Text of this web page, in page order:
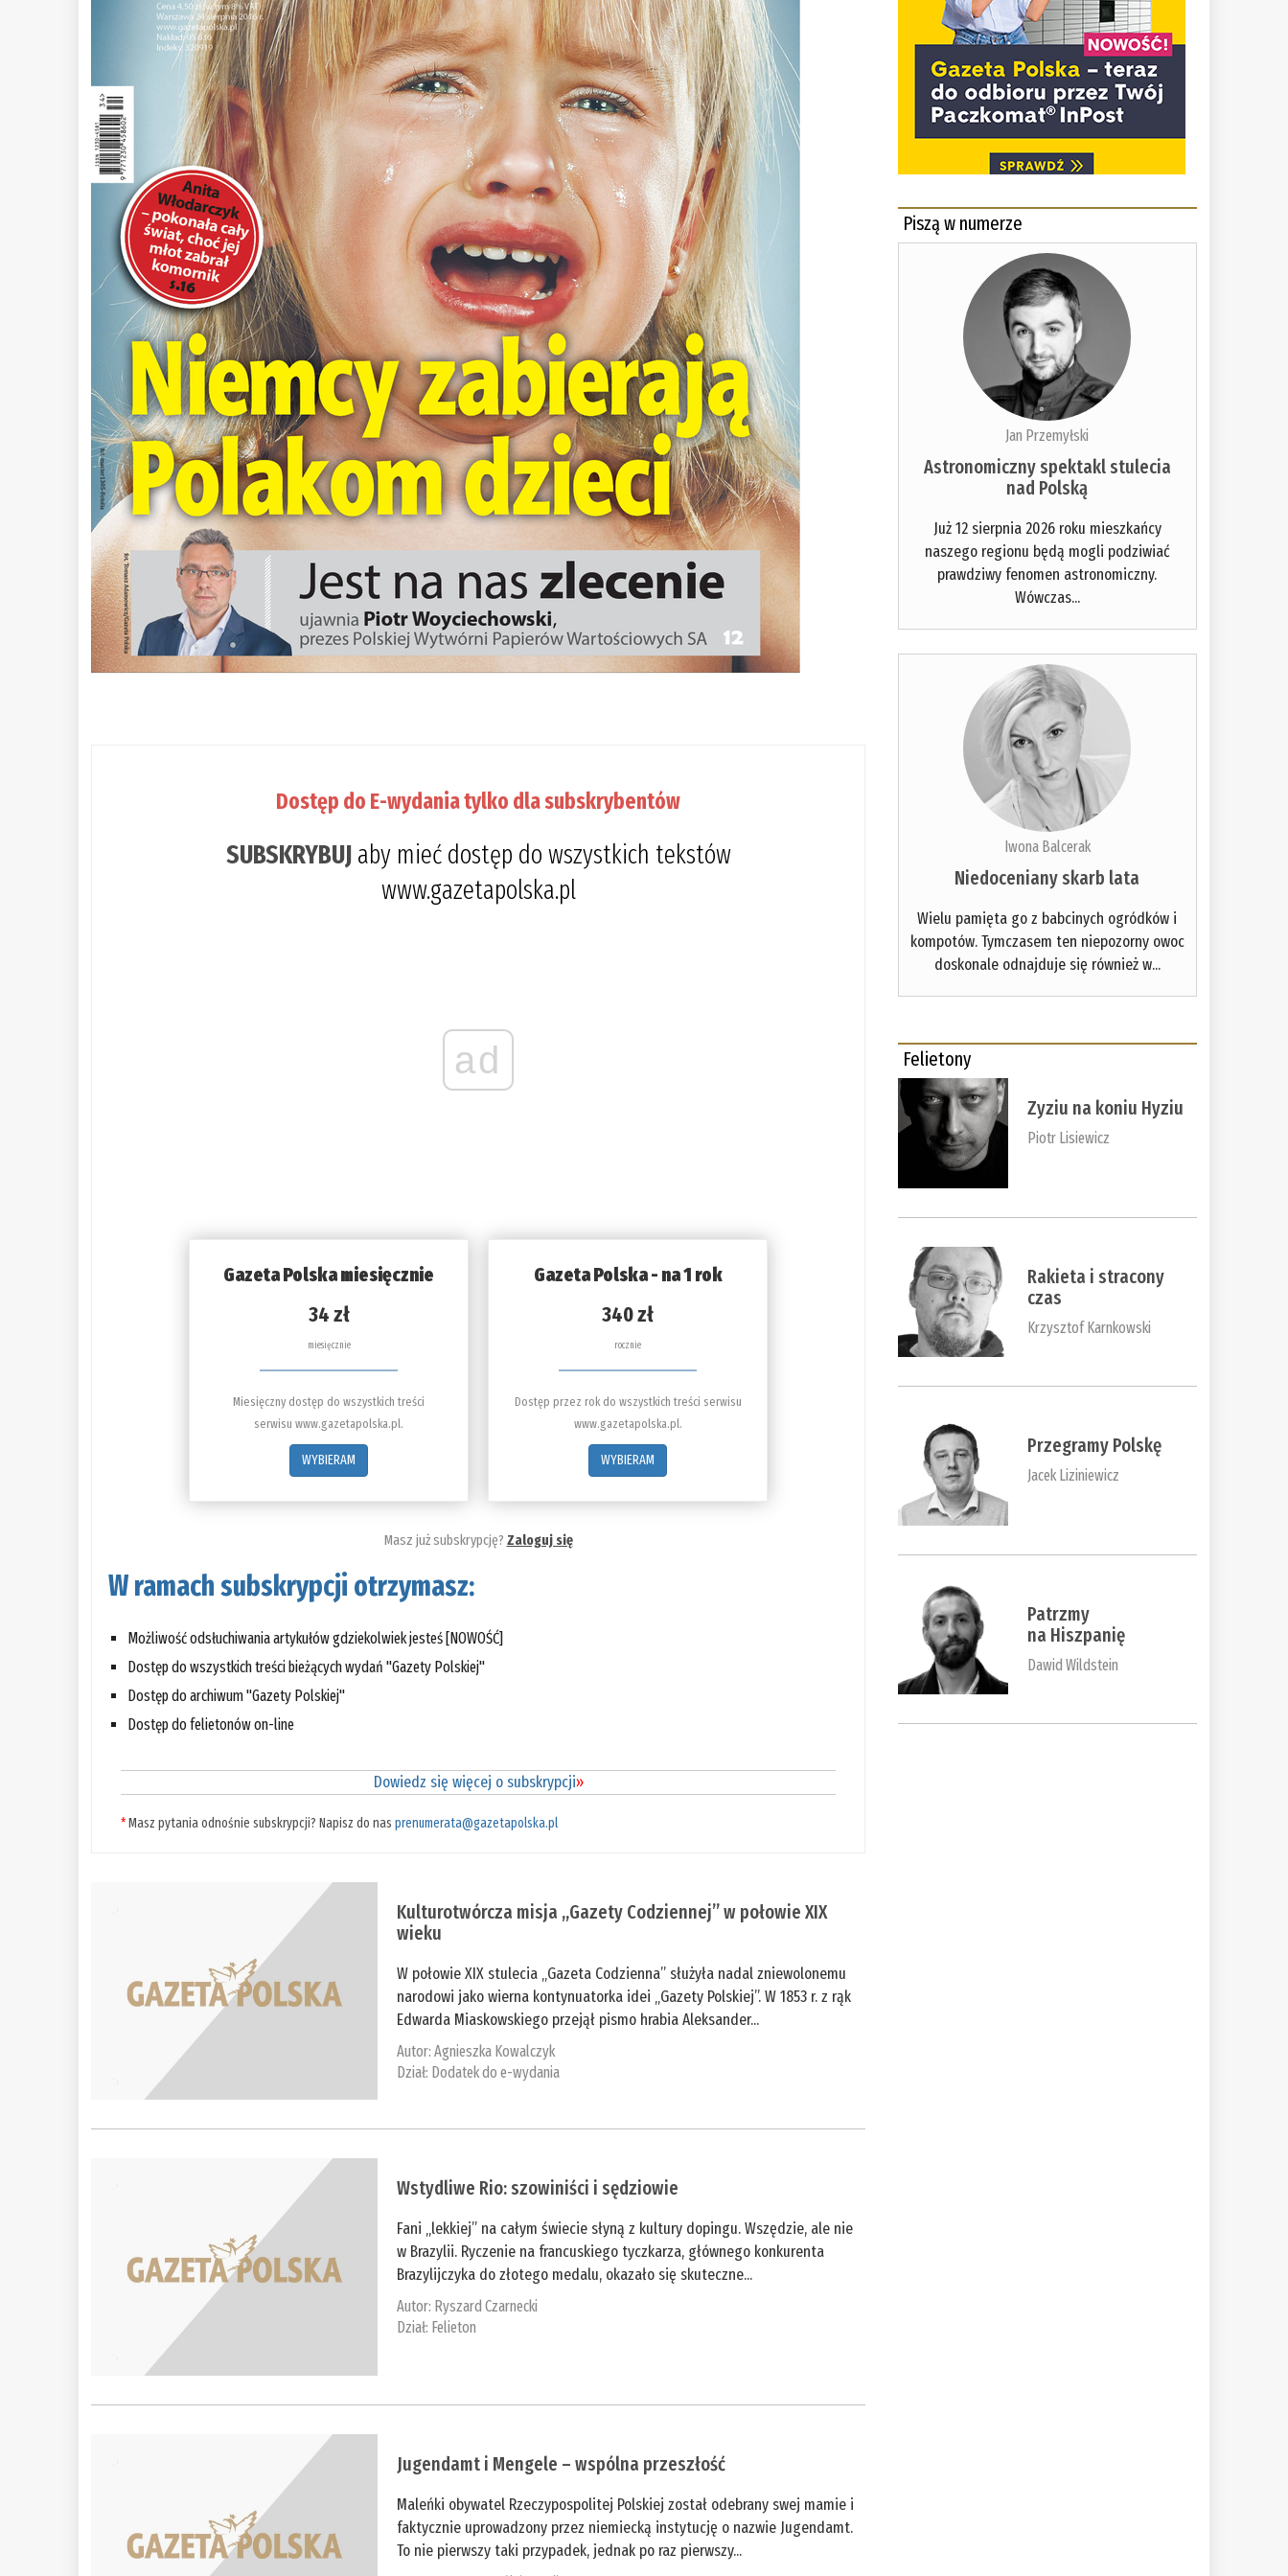
Dostęp do E-wydania tylko dla subskrybentów
SUBSKRYBUJaby mieć dostęp do wszystkich tekstów
www.gazetapolska.pl
ad
Gazeta Polska miesięcznie
34 zł
miesięcznie
Miesięczny dostęp do wszystkich treści
serwisu www.gazetapolska.pl.
WYBIERAM
Gazeta Polska - na 1 rok
340 zł
rocznie
Dostęp przez rok do wszystkich treści serwisu
www.gazetapolska.pl.
WYBIERAM
Masz już subskrypcję? Zaloguj się
W ramach subskrypcji otrzymasz:
Możliwość odsłuchiwania artykułów gdziekolwiek jesteś [NOWOŚĆ]
Dostęp do wszystkich treści bieżących wydań "Gazety Polskiej"
Dostęp do archiwum "Gazety Polskiej"
Dostęp do felietonów on-line
Dowiedz się więcej o subskrypcji»
*Masz pytania odnośnie subskrypcji? Napisz do nasprenumerata@gazetapolska.pl
Kulturotwórcza misja „Gazety Codziennej” w połowie XIX
wieku
W połowie XIX stulecia „Gazeta Codzienna” służyła nadal zniewolonemu
narodowi jako wierna kontynuatorka idei „Gazety Polskiej”. W 1853 r. z rąk
Edwarda Miaskowskiego przejął pismo hrabia Aleksander...
Autor:Agnieszka Kowalczyk
Dział: Dodatek do e-wydania
Wstydliwe Rio: szowiniści i sędziowie
Fani „lekkiej” na całym świecie słyną z kultury dopingu. Wszędzie, ale nie
w Brazylii. Ryczenie na francuskiego tyczkarza, głównego konkurenta
Brazylijczyka do złotego medalu, okazało się skuteczne...
Autor: Ryszard Czarnecki
Dział: Felieton
Jugendamt i Mengele – wspólna przeszłość
Maleńki obywatel Rzeczypospolitej Polskiej został odebrany swej mamie i
faktycznie uprowadzony przez niemiecką instytucję o nazwie Jugendamt.
To nie pierwszy taki przypadek, jednak po raz pierwszy...
Piszą w numerze
Jan Przemyłski
Astronomiczny spektakl stulecia
nad Polską
Już 12 sierpnia 2026 roku mieszkańcy
naszego regionu będą mogli podziwiać
prawdziwy fenomen astronomiczny.
Wówczas...
Iwona Balcerak
Niedoceniany skarb lata
Wielu pamięta go z babcinych ogródków i
kompotów. Tymczasem ten niepozorny owoc
doskonale odnajduje się również w...
Felietony
Zyziu na koniu Hyziu
Piotr Lisiewicz
Rakieta i stracony
czas
Krzysztof Karnkowski
Przegramy Polskę
Jacek Liziniewicz
Patrzmy
na Hiszpanię
Dawid Wildstein